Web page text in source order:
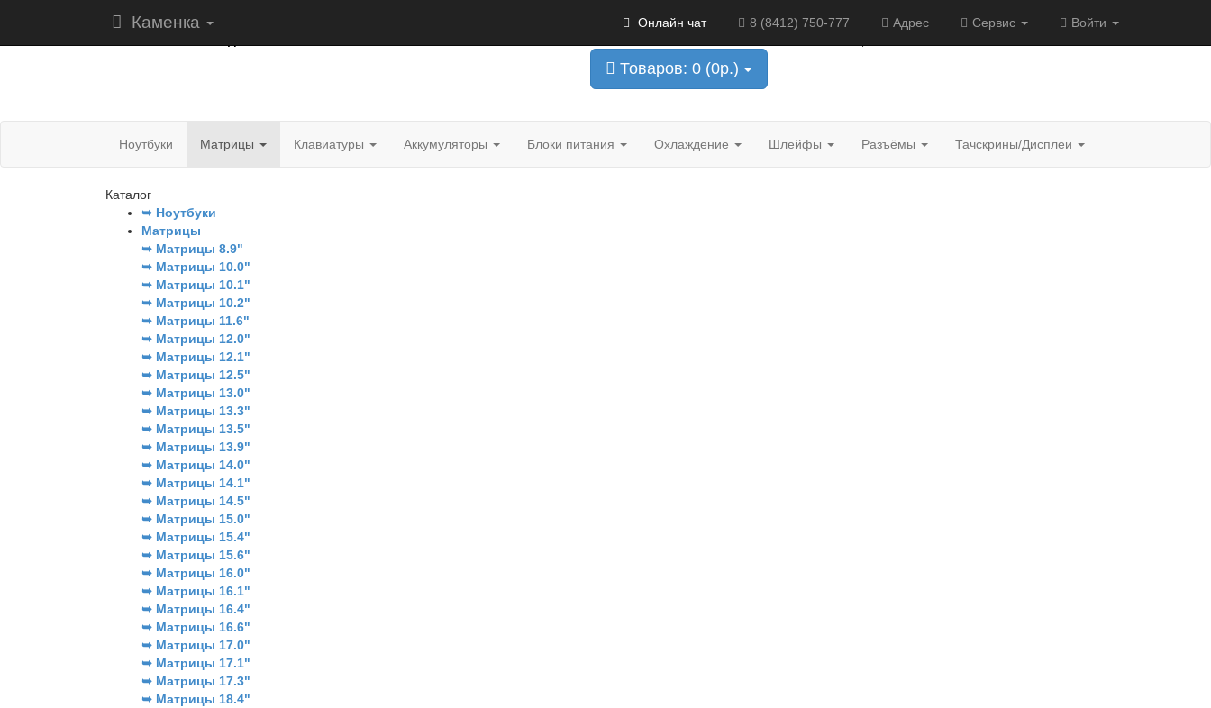
Каменка Онлайн чат 8 (8412) 750-777 Адрес Сервис Войти
г. Каменка, ул. Чкалова 19В, 2-этаж. ПН-ВС с 09:30
Товаров: 0 (0р.)
Ноутбуки Матрицы Клавиатуры Аккумуляторы Блоки питания Охлаждение Шлейфы Разъёмы Тачскрины/Дисплеи
Каталог
➥ Ноутбуки
Матрицы
➥ Матрицы 8.9"
➥ Матрицы 10.0"
➥ Матрицы 10.1"
➥ Матрицы 10.2"
➥ Матрицы 11.6"
➥ Матрицы 12.0"
➥ Матрицы 12.1"
➥ Матрицы 12.5"
➥ Матрицы 13.0"
➥ Матрицы 13.3"
➥ Матрицы 13.5"
➥ Матрицы 13.9"
➥ Матрицы 14.0"
➥ Матрицы 14.1"
➥ Матрицы 14.5"
➥ Матрицы 15.0"
➥ Матрицы 15.4"
➥ Матрицы 15.6"
➥ Матрицы 16.0"
➥ Матрицы 16.1"
➥ Матрицы 16.4"
➥ Матрицы 16.6"
➥ Матрицы 17.0"
➥ Матрицы 17.1"
➥ Матрицы 17.3"
➥ Матрицы 18.4"